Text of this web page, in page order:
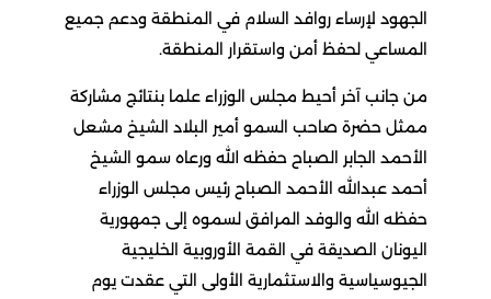
الجهود لإرساء روافد السلام في المنطقة ودعم جميع
المساعي لحفظ أمن واستقرار المنطقة.
من جانب آخر أحيط مجلس الوزراء علما بنتائج مشاركة
ممثل حضرة صاحب السمو أمير البلاد الشيخ مشعل
الأحمد الجابر الصباح حفظه الله ورعاه سمو الشيخ
أحمد عبدالله الأحمد الصباح رئيس مجلس الوزراء
حفظه الله والوفد المرافق لسموه إلى جمهورية
اليونان الصديقة في القمة الأوروبية الخليجية
الجيوسياسية والاستثمارية الأولى التي عقدت يوم